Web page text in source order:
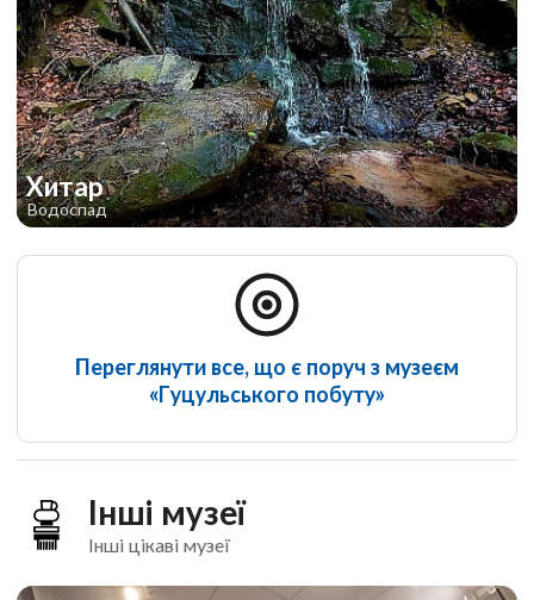
Хитар
Водоспад
Переглянути все, що є поруч з музеєм
«Гуцульського побуту»
Інші музеї
Інші цікаві музеї